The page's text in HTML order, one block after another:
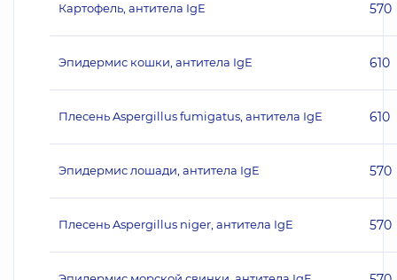
Картофель, антитела IgE 570
Эпидермис кошки, антитела IgE 610
Плесень Aspergillus fumigatus, антитела IgE 610
Эпидермис лошади, антитела IgE 570
Плесень Aspergillus niger, антитела IgE 570